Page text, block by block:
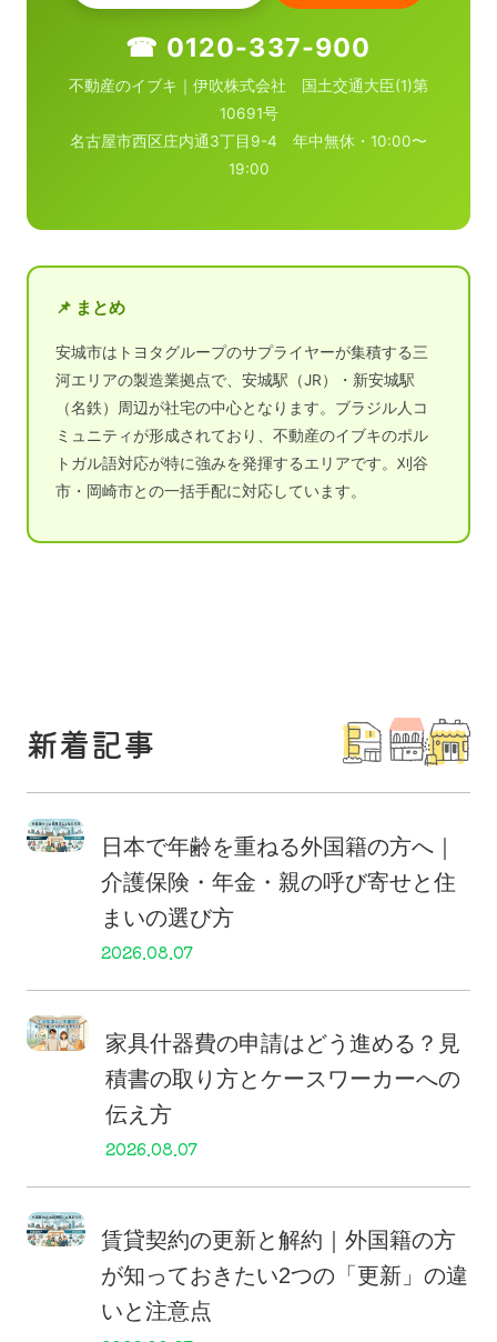
☎ 0120-337-900
不動産のイブキ｜伊吹株式会社 国土交通大臣(1)第
10691号
名古屋市西区庄内通3丁目9-4 年中無休・10:00〜
19:00
📌 まとめ
安城市はトヨタグループのサプライヤーが集積する三
河エリアの製造業拠点で、安城駅（JR）・新安城駅
（名鉄）周辺が社宅の中心となります。ブラジル人コ
ミュニティが形成されており、不動産のイブキのポル
トガル語対応が特に強みを発揮するエリアです。刈谷
市・岡崎市との一括手配に対応しています。
新着記事
日本で年齢を重ねる外国籍の方へ｜
介護保険・年金・親の呼び寄せと住
まいの選び方
2026.08.07
家具什器費の申請はどう進める？見
積書の取り方とケースワーカーへの
伝え方
2026.08.07
賃貸契約の更新と解約｜外国籍の方
が知っておきたい2つの「更新」の違
いと注意点